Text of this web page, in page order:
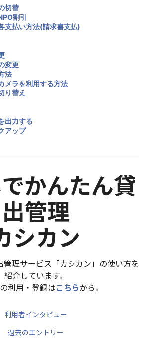
切替
割引
支払い方法(請求書支払)
変更
法
メラを利用する方法
り替え
出力する
アップ
かんたん貸
出管理
シカン
理サービス「カシカン」の使い方を
紹介しています。
利用・登録はこちらから。
利用者インタビュー
過去のエントリー